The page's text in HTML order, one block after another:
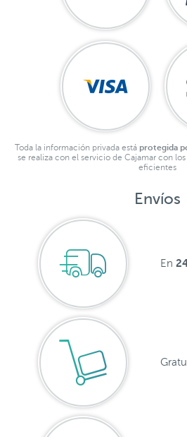
Toda la información privada está protegida
se realiza con el servicio de Cajamar con
eficientes
Envíos
En